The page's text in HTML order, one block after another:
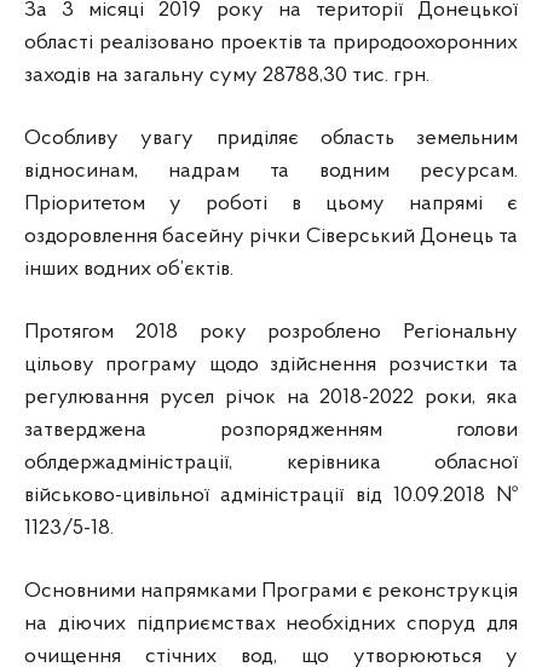
За 3 місяці 2019 року на території Донецької
області реалізовано проектів та природоохоронних
заходів на загальну суму 28788,30 тис. грн.
Особливу увагу приділяє область земельним
відносинам, надрам та водним ресурсам.
Пріоритетом у роботі в цьому напрямі є
оздоровлення басейну річки Сіверський Донець та
інших водних об’єктів.
Протягом 2018 року розроблено Регіональну
цільову програму щодо здійснення розчистки та
регулювання русел річок на 2018-2022 роки, яка
затверджена розпорядженням голови
облдержадміністрації, керівника обласної
військово-цивільної адміністрації від 10.09.2018 №
1123/5-18.
Основними напрямками Програми є реконструкція
на діючих підприємствах необхідних споруд для
очищення стічних вод, що утворюються у